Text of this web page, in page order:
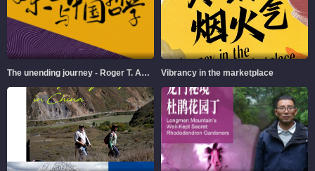
The unending journey - Roger T. Ames and Chinese Philosophy Vibrancy in the marketplace